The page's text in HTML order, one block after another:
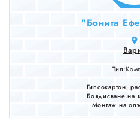
"Бонита
Тип:
Гипсокартон,
Боядисване на
Монтаж на